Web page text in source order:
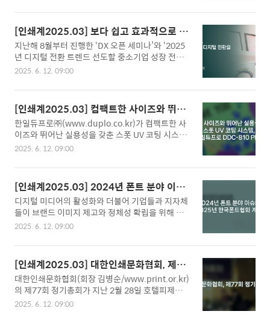
전 회장 등 인쇄업계 관계자와 내외빈, 회원 등 250
여 명이 참석한 가운데 진행된 이날 총회는 시상과
개회사, 격려사, 부의사항 등의 순으로 진행되었다.
김윤중 이사장은, “올해 ..
레스(Revoria Press)’ 신제품 4종을 출시했다. 한
국후지필름BI는 2021년 7월 디지털 인쇄 브랜드
‘레보리아’를 출범하고, 상업 인쇄의 디지털 전환을
가속화하기 위해 다양한 제품을 선보여 왔다. 고해
상도 인쇄 품질과 인공지능(AI) 기반 이미지 최적화
기술을 적용한 ‘레보리아’ 시리즈는 일반 복사부터
장 내 입지를 강화하고 있다. 이번 신제품은 상업 인
쇄에 특화된 ‘레보리아 프레스 EC2100S·EC210
0’과 오피스 환경에서도 활용할 수 있는..
[인쇄계2025.03] 보다 쉽고 효과적으로 인
쇄기업들의 맞춤형 디지털 전환을 지원해 나
갈 것 - 한국후지필름비즈니스이노베이션
㈜최원준 그래픽커뮤니케이션 총괄부장
지난해 8월부터 진행한 ‘DX 오픈 세미나’와 ‘2025
년 디지털 전환 트렌드 선도할 중소기업 성장 전략
세미나’에서 나타났던 고객들의 디지털 전환에 대한
해 말씀 부탁 드립니다. 아울러 CHX 라이브 오피스
를 방문했던 인쇄 고객들의 반응도 궁금합니다.고객
들이 디지털 전환(DX)에 대해 많은 관심을 가지고
있다는 것을 현장에서 직접 체감할 수 있었습니다.
그러나 이러한 관심에 비해 실제 접할 수 있는 정보
는 한정적이며, 어떻게 준비해야 하는지에 대한 방
있었습니다. 이에 한국후지필름BI 고객들의 디지털
전환을 지원하기 위해 매주 DX 솔루션 오픈 세미나
를 개최하고 있습니다. 이를 통해 고객들이 언제든
지 방문..
2025. 6. 12. 09:00
[인쇄계2025.03] 컴팩트한 사이즈와 뛰어
난 실용성을 갖춘 스폿 UV 코팅 시스템, 한
일듀프로 DDC-810 PRO
한일듀프로㈜(www.duplo.co.kr)가 컴팩트한 사
이즈와 뛰어난 실용성을 갖춘 스폿 UV 코팅 시스템
DDC-810 PRO Raised Spot UV Coater(이하 DD
벌 시장에서 300대 이상 판매되었으며 많은 호평을
받아 듀프로 역사상 가장 성공적인 제품 중 하나가
된 DDC-810의 업그레이드 버전으로 고객들의 피
드백을 바탕으로 많은 기능 개선이 이루어졌다. DD
C-810 PRO는 600×600dpi 잉크젯 기술, UV 램
프 경화, 카메라 이미지 등록을 활용해서 고객이 만
공할 수 있다. 듀프로 DDC-810 스폿 UV 코팅 시스
템은 독일의 엘스터 베르케(Elster Werke)와 인..
2025. 6. 12. 09:00
[인쇄계2025.03] 2024년 폰트 분야 이슈
와 2025년 한국폰트협회 계획
디지털 미디어의 활성화와 더불어 기업들과 지자체
들이 브랜드 이미지 제고와 정체성 확립을 위해 자
체 폰트를 제작하는 경우가 늘면서 현재 국내 시장
고 있습니다. 또한, iF DESIGN AWARD와 같은 글
로벌 디자인 관련 어워드에서 연이어 수상 소식이
전해질 정도로 국내 폰트 제작 능력은 세계에서 인
정받고 있습니다. 이처럼, 사용처가 다양해지면서
국내 폰트 시장도 성장하고 있지만, 사용하는 입장
에서 가장 주의해야 할 부분 가운데 하나가 라이센
2025. 6. 12. 09:00
[인쇄계2025.03] 대한인쇄문화협회, 제77
회 정기총회 개최
대한인쇄문화협회(회장 김병순/www.print.or.kr)
의 제77회 정기총회가 지난 2월 28일 호텔피제이에
서 개최되었다.한국인쇄진흥재단 원종철 이사장과
2025. 6. 12. 09:00